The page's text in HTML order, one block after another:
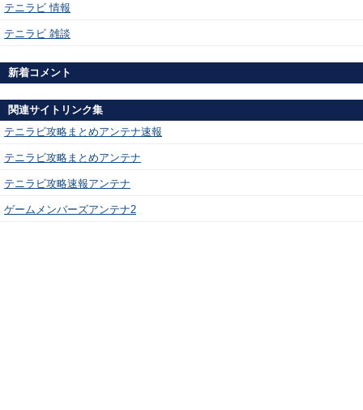
テニラビ 情報
テニラビ 雑談
新着コメント
関連サイトリンク集
テニラビ攻略まとめアンテナ速報
テニラビ攻略まとめアンテナ
テニラビ攻略速報アンテナ
ゲームメンバーズアンテナ2